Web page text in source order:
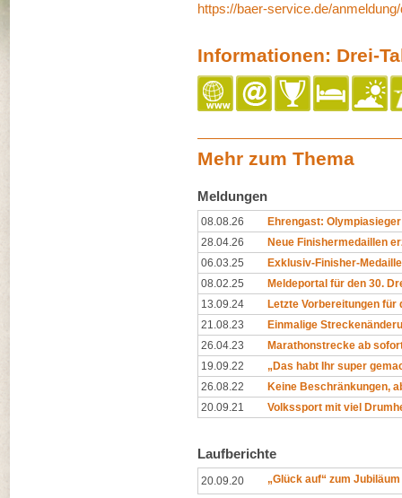
https://baer-service.de/
Informationen: Drei-
Mehr zum Thema
Meldungen
08.08.26
Ehrengast:
28.04.26
Neue Finishermedaillen
06.03.25
Exklusiv-Finisher-
08.02.25
Meldeportal für den 30.
13.09.24
Letzte Vorbereitungen
21.08.23
Einmalige
26.04.23
Marathonstrecke ab
19.09.22
„Das habt Ihr super
26.08.22
Keine Beschränkungen,
20.09.21
Volkssport mit viel
Laufberichte
20.09.20 „Glück auf“ zum Jubiläum